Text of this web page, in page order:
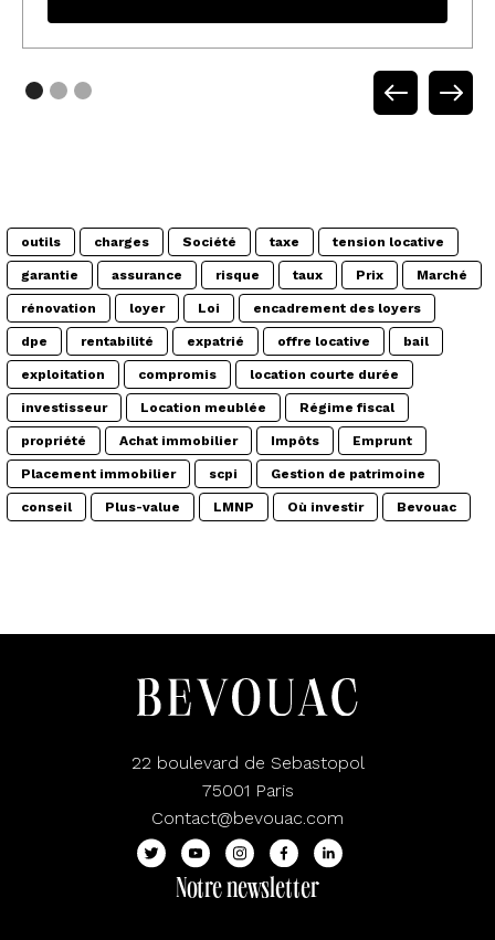
outils charges Société taxe tension locative
garantie assurance risque taux Prix Marché
rénovation loyer Loi encadrement des loyers
dpe rentabilité expatrié offre locative bail
exploitation compromis location courte durée
investisseur Location meublée Régime fiscal
propriété Achat immobilier Impôts Emprunt
Placement immobilier scpi Gestion de patrimoine
conseil Plus-value LMNP Où investir Bevouac
22 boulevard de Sebastopol
75001 Paris
Contact@bevouac.com
Notre newsletter